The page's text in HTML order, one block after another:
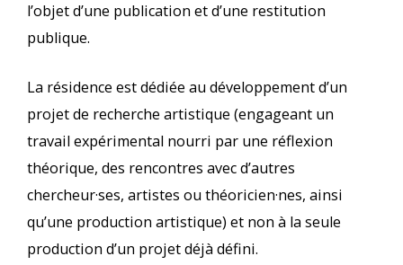
l’objet d’une publication et d’une restitution
publique.
La résidence est dédiée au développement d’un
projet de recherche artistique (engageant un
travail expérimental nourri par une réflexion
théorique, des rencontres avec d’autres
chercheur·ses, artistes ou théoricien·nes, ainsi
qu’une production artistique) et non à la seule
production d’un projet déjà défini.